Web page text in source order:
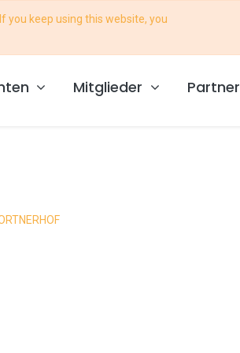
you keep using this website, you
Mitglieder Partner